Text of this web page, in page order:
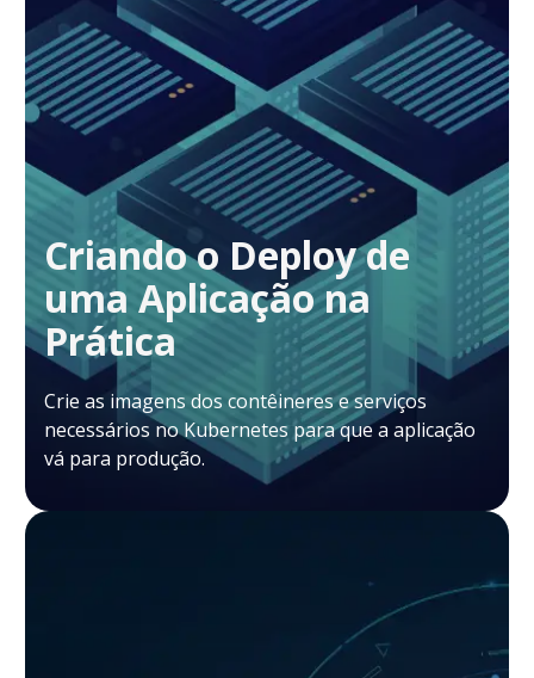
Criando o Deploy de
uma Aplicação na
Prática
Crie as imagens dos contêineres e serviços
necessários no Kubernetes para que a aplicação
vá para produção.